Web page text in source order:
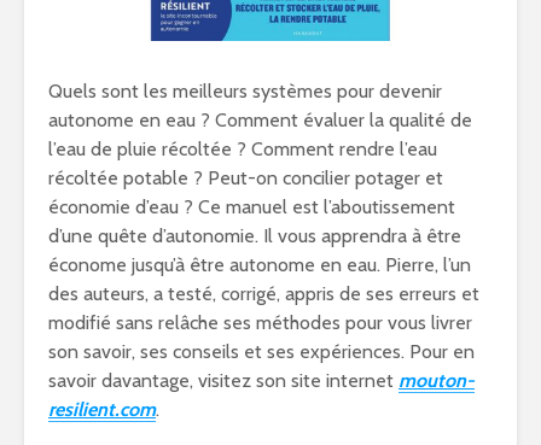
Quels sont les meilleurs systèmes pour devenir
autonome en eau ? Comment évaluer la qualité de
l’eau de pluie récoltée ? Comment rendre l’eau
récoltée potable ? Peut-on concilier potager et
économie d’eau ? Ce manuel est l’aboutissement
d’une quête d’autonomie. Il vous apprendra à être
économe jusqu’à être autonome en eau. Pierre, l’un
des auteurs, a testé, corrigé, appris de ses erreurs et
modifié sans relâche ses méthodes pour vous livrer
son savoir, ses conseils et ses expériences. Pour en
savoir davantage, visitez son site internet mouton-
resilient.com.